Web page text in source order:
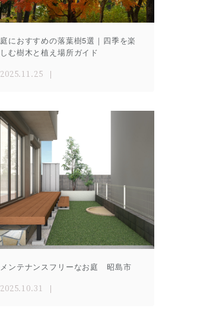
庭におすすめの落葉樹5選｜四季を楽
しむ樹木と植え場所ガイド
2025.11.25
メンテナンスフリーなお庭 昭島市
2025.10.31